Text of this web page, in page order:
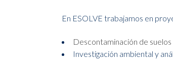
En ESOLVE trabajamos en
Descontaminación de
Investigación ambiental y